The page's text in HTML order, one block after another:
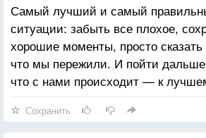
Самый лучший и самый
ситуации: забыть все плохое,
хорошие моменты, просто
что мы пережили. И пойти
что с нами происходит — к
Сохранить